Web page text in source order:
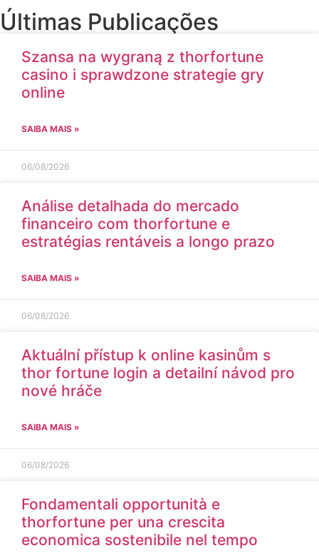
Últimas Publicações
Szansa na wygraną z thorfortune
casino i sprawdzone strategie gry
online
SAIBA MAIS »
06/08/2026
Análise detalhada do mercado
financeiro com thorfortune e
estratégias rentáveis a longo prazo
SAIBA MAIS »
06/08/2026
Aktuální přístup k online kasinům s
thor fortune login a detailní návod pro
nové hráče
SAIBA MAIS »
06/08/2026
Fondamentali opportunità e
thorfortune per una crescita
economica sostenibile nel tempo